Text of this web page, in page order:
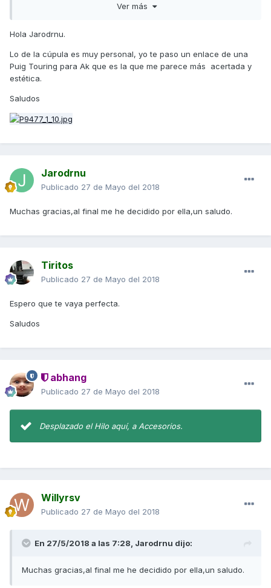
Ver más
Hola Jarodrnu.
Lo de la cúpula es muy personal, yo te paso un enlace de una
Puig Touring para Ak que es la que me parece más acertada y
estética.
Saludos
Jarodrnu
Publicado 27 de Mayo del 2018
Muchas gracias,al final me he decidido por ella,un saludo.
Tiritos
Publicado 27 de Mayo del 2018
Espero que te vaya perfecta.
Saludos
abhang
Publicado 27 de Mayo del 2018
Desplazado el Hilo aquí, a Accesorios.
Willyrsv
Publicado 27 de Mayo del 2018
En 27/5/2018 a las 7:28, Jarodrnu dijo:
Muchas gracias,al final me he decidido por ella,un saludo.